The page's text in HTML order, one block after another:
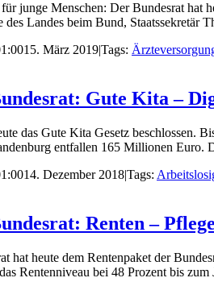
junge Menschen: Der Bundesrat hat
Landes beim Bund, Staatssekretär
15. März 2019|Tags:
Gute Kita –
das Gute Kita Gesetz beschlossen.
entfallen 165 Millionen
14. Dezember 2018|Tags:
Renten –
hat heute dem Rentenpaket der
Rentenniveau bei 48 Prozent bis zum